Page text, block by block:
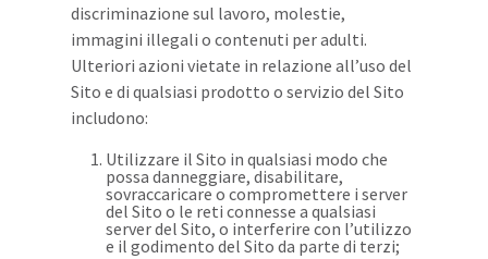
discriminazione sul lavoro, molestie,
immagini illegali o contenuti per adulti.
Ulteriori azioni vietate in relazione all’uso del
Sito e di qualsiasi prodotto o servizio del Sito
includono:
Utilizzare il Sito in qualsiasi modo che
possa danneggiare, disabilitare,
sovraccaricare o compromettere i server
del Sito o le reti connesse a qualsiasi
server del Sito, o interferire con l’utilizzo
e il godimento del Sito da parte di terzi;